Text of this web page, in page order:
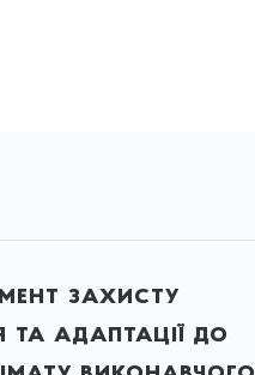
захисту
та адаптації до